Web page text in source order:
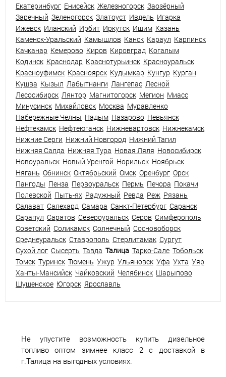
Екатеринбург Енисейск Железногорск Заозёрный
Заречный Зеленогорск Златоуст Ивдель Игарка
Ижевск Иланский Ирбит Иркутск Ишим Казань
Каменск-Уральский Камышлов Канск Караул Карпинск
Качканар Кемерово Киров Кировград Когалым
Кодинск Краснодар Краснотурьинск Красноуральск
Красноуфимск Красноярск Кудымкар Кунгур Курган
Кушва Кызыл Лабытнанги Лангепас Лесной
Лесосибирск Лянтор Магнитогорск Мегион Миасс
Минусинск Михайловск Москва Муравленко
Набережные Челны Надым Назарово Невьянск
Нефтекамск Нефтеюганск Нижневартовск Нижнекамск
Нижние Серги Нижний Новгород Нижний Тагил
Нижняя Салда Нижняя Тура Новая Ляля Новосибирск
Новоуральск Новый Уренгой Норильск Ноябрьск
Нягань Обнинск Октябрьский Омск Оренбург Орск
Пангоды Пенза Первоуральск Пермь Печора Покачи
Полевской Пыть-ях Радужный Ревда Реж Рязань
Салават Салехард Самара Санкт-Петербург Саранск
Сарапул Саратов Североуральск Серов Симферополь
Советский Соликамск Солнечный Сосновоборск
Среднеуральск Ставрополь Стерлитамак Сургут
Сухой лог Сысерть Тавда Талица Тарко-Сале Тобольск
Томск Туринск Тюмень Ужур Ульяновск Уфа Ухта Уяр
Ханты-Мансийск Чайковский Челябинск Шарыпово
Шушенское Югорск Ярославль
Не упустите возможность купить дизельное
топливо оптом зимнее класс 2 с доставкой в
г.Талица на выгодных условиях.